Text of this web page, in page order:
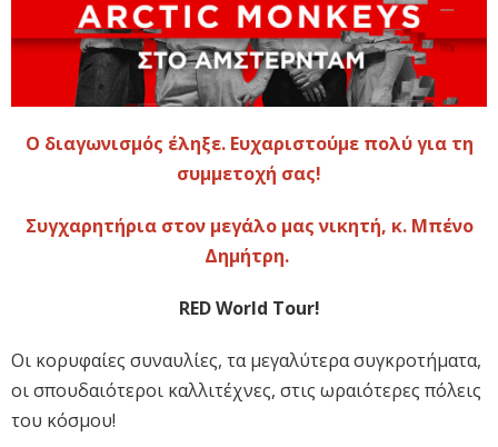
O διαγωνισμός έληξε. Ευχαριστούμε πολύ για τη
συμμετοχή σας!
Συγχαρητήρια στον μεγάλο μας νικητή, κ. Μπένο
Δημήτρη.
RED World Tour!
Οι κορυφαίες συναυλίες, τα μεγαλύτερα συγκροτήματα,
οι σπουδαιότεροι καλλιτέχνες, στις ωραιότερες πόλεις
του κόσμου!